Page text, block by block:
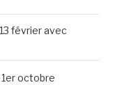
février avec
1er octobre